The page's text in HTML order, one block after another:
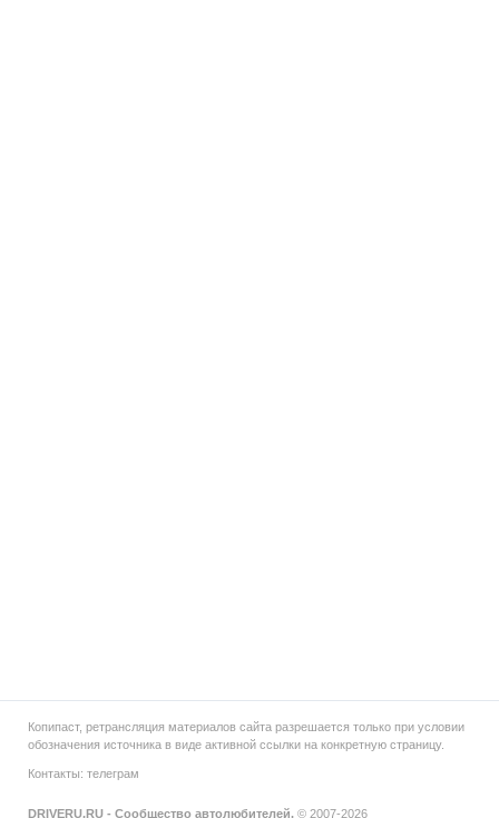
Копипаст, ретрансляция материалов сайта разрешается только при условии
обозначения источника в виде активной ссылки на конкретную страницу.
Контакты: телеграм
DRIVERU.RU - Сообщество автолюбителей. © 2007-2026